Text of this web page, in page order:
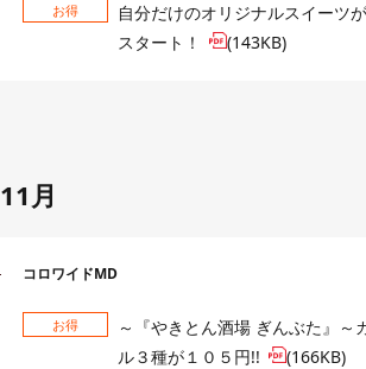
お得
自分だけのオリジナルスイーツ
スタート！
(143KB)
11月
コロワイドMD
お得
～『やきとん酒場 ぎんぶた』
ル３種が１０５円!!
(166KB)